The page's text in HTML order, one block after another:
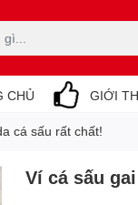
CHỦ GIỚI
cá sấu rất chất!
Ví cá sấu